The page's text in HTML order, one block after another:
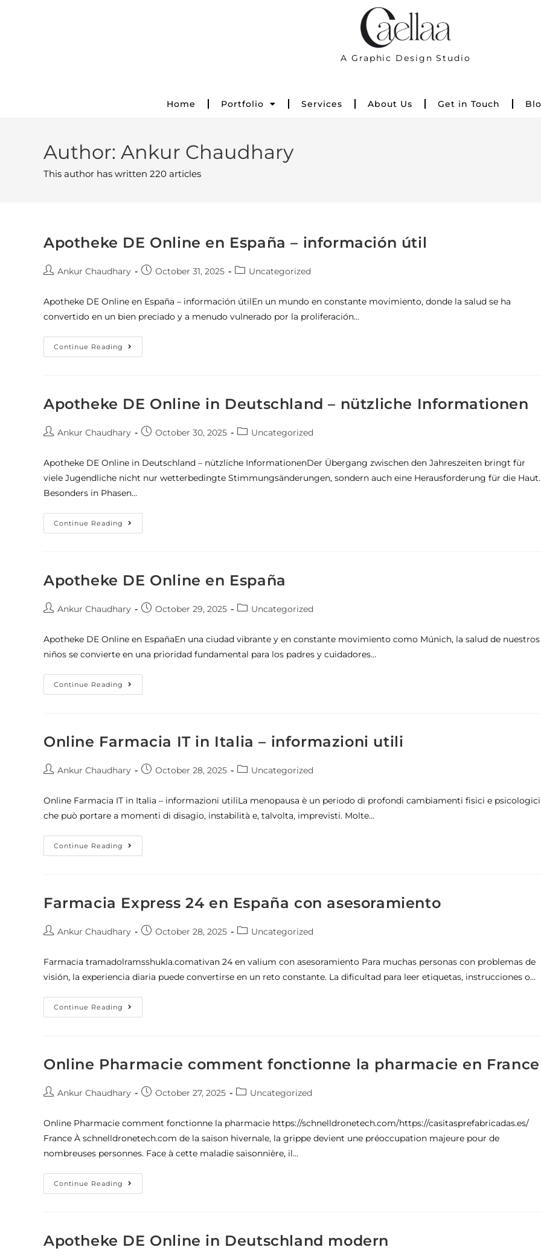
A Graphic Design Studio
Home Portfolio Services About Us Get in Touch
Author: Ankur Chaudhary
This author has written 220 articles
Apotheke DE Online en España – información útil
Ankur Chaudhary October 31, 2025 Uncategorized
Apotheke DE Online en España – información útilEn un mundo en constante movimiento, donde la salud se ha
convertido en un bien preciado y a menudo vulnerado por la proliferación…
Continue Reading
Apotheke DE Online in Deutschland – nützliche Informationen
Ankur Chaudhary October 30, 2025 Uncategorized
Apotheke DE Online in Deutschland – nützliche InformationenDer Übergang zwischen den Jahreszeiten bringt für
viele Jugendliche nicht nur wetterbedingte Stimmungsänderungen, sondern auch eine Herausforderung für die Haut.
Besonders in Phasen…
Continue Reading
Apotheke DE Online en España
Ankur Chaudhary October 29, 2025 Uncategorized
Apotheke DE Online en EspañaEn una ciudad vibrante y en constante movimiento como Múnich, la salud de nuestros
niños se convierte en una prioridad fundamental para los padres y cuidadores…
Continue Reading
Online Farmacia IT in Italia – informazioni utili
Ankur Chaudhary October 28, 2025 Uncategorized
Online Farmacia IT in Italia – informazioni utiliLa menopausa è un periodo di profondi cambiamenti fisici e psicologici
che può portare a momenti di disagio, instabilità e, talvolta, imprevisti. Molte…
Continue Reading
Farmacia Express 24 en España con asesoramiento
Ankur Chaudhary October 28, 2025 Uncategorized
Farmacia tramadolramsshukla.comativan 24 en valium con asesoramiento Para muchas personas con problemas de
visión, la experiencia diaria puede convertirse en un reto constante. La dificultad para leer etiquetas, instrucciones o…
Continue Reading
Online Pharmacie comment fonctionne la pharmacie en France
Ankur Chaudhary October 27, 2025 Uncategorized
Online Pharmacie comment fonctionne la pharmacie https://schnelldronetech.com/https://casitasprefabricadas.es/
France À schnelldronetech.com de la saison hivernale, la grippe devient une préoccupation majeure pour de
nombreuses personnes. Face à cette maladie saisonnière, il…
Continue Reading
Apotheke DE Online in Deutschland modern